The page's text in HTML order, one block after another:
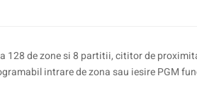
128 de zone si 8 partitii, cititor de
intrare de zona sau iesire PGM